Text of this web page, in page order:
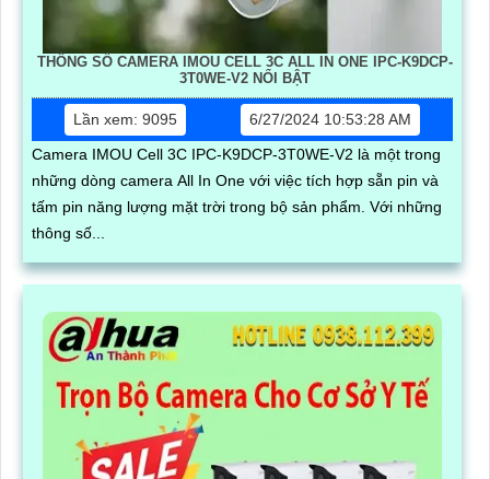
THÔNG SỐ CAMERA IMOU CELL 3C ALL IN ONE IPC-K9DCP-
3T0WE-V2 NỔI BẬT
Lần xem: 9095
6/27/2024 10:53:28 AM
Camera IMOU Cell 3C IPC-K9DCP-3T0WE-V2 là một trong
những dòng camera All In One với việc tích hợp sẵn pin và
tấm pin năng lượng mặt trời trong bộ sản phẩm. Với những
thông số...